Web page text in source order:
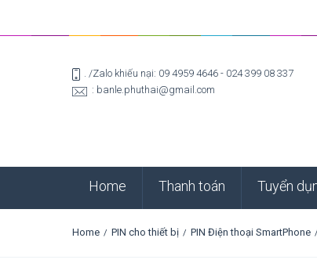
. /Zalo khiếu nại: 09 4959 4646 - 024 399 08 337
: banle.phuthai@gmail.com
Home Thanh toán Tuyển
Home / PIN cho thiết bị / PIN Điện thoại SmartPhone /